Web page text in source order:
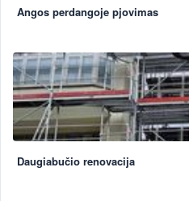
Angos perdangoje pjovimas
Daugiabučio renovacija